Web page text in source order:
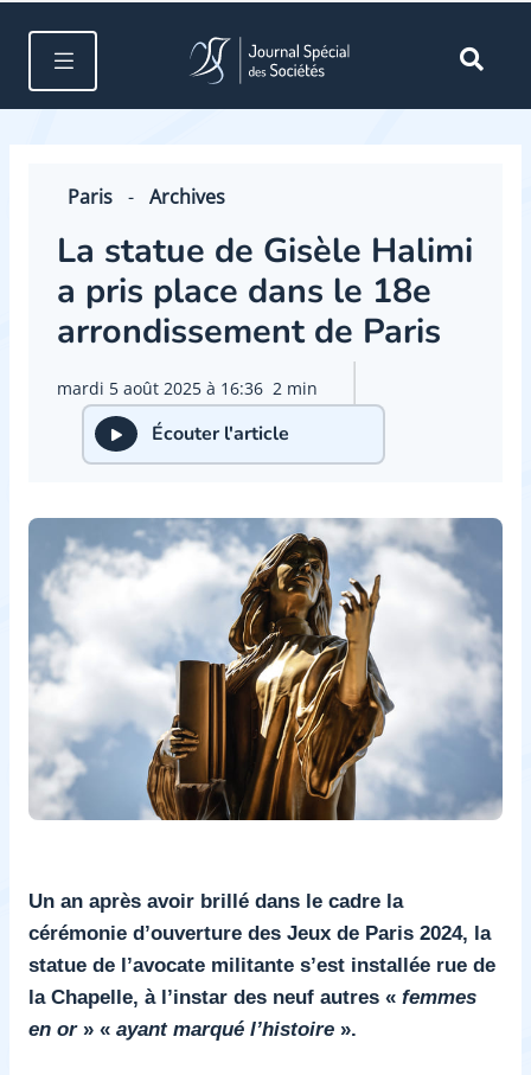
Paris - Archives
La statue de Gisèle Halimi
a pris place dans le 18e
arrondissement de Paris
mardi 5 août 2025 à 16:36 2 min
Écouter l'article
Un an après avoir brillé dans le cadre la
cérémonie d’ouverture des Jeux de Paris 2024, la
statue de l’avocate militante s’est installée rue de
la Chapelle, à l’instar des neuf autres « femmes
en or» « ayant marqué l’histoire ».